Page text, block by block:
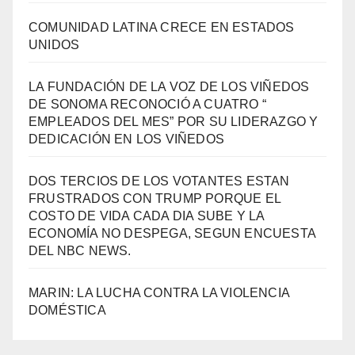
COMUNIDAD LATINA CRECE EN ESTADOS
UNIDOS
LA FUNDACIÓN DE LA VOZ DE LOS VIÑEDOS
DE SONOMA RECONOCIÓ A CUATRO “
EMPLEADOS DEL MES” POR SU LIDERAZGO Y
DEDICACIÓN EN LOS VIÑEDOS
DOS TERCIOS DE LOS VOTANTES ESTAN
FRUSTRADOS CON TRUMP PORQUE EL
COSTO DE VIDA CADA DIA SUBE Y LA
ECONOMÍA NO DESPEGA, SEGUN ENCUESTA
DEL NBC NEWS.
MARIN: LA LUCHA CONTRA LA VIOLENCIA
DOMÉSTICA